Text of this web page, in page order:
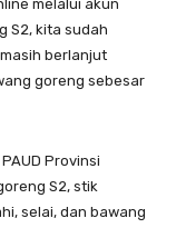
melalui akun
S2, kita sudah
berlanjut
goreng sebesar
Provinsi
S2, stik
selai, dan bawang